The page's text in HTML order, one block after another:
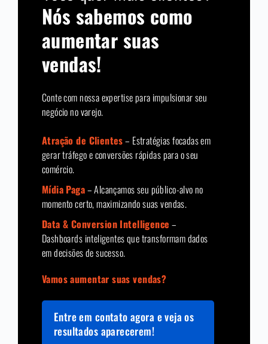
Nós sabemos como
aumentar suas
vendas!
Conte com nossa expertise para impulsionar seu
negócio no varejo.
Atração de Clientes– Estratégias focadas em
gerar tráfego e conversões rápidas para o seu
comércio.
Mídia Paga– Alcançamos seu público-alvo no
momento certo, maximizando suas vendas.
Data & Conversion Intelligence –
Dashboards inteligentes que transformam dados
em decisões de sucesso.
Vamos aumentar suas vendas?
Entre em contato agora e veja os
resultados aparecerem!